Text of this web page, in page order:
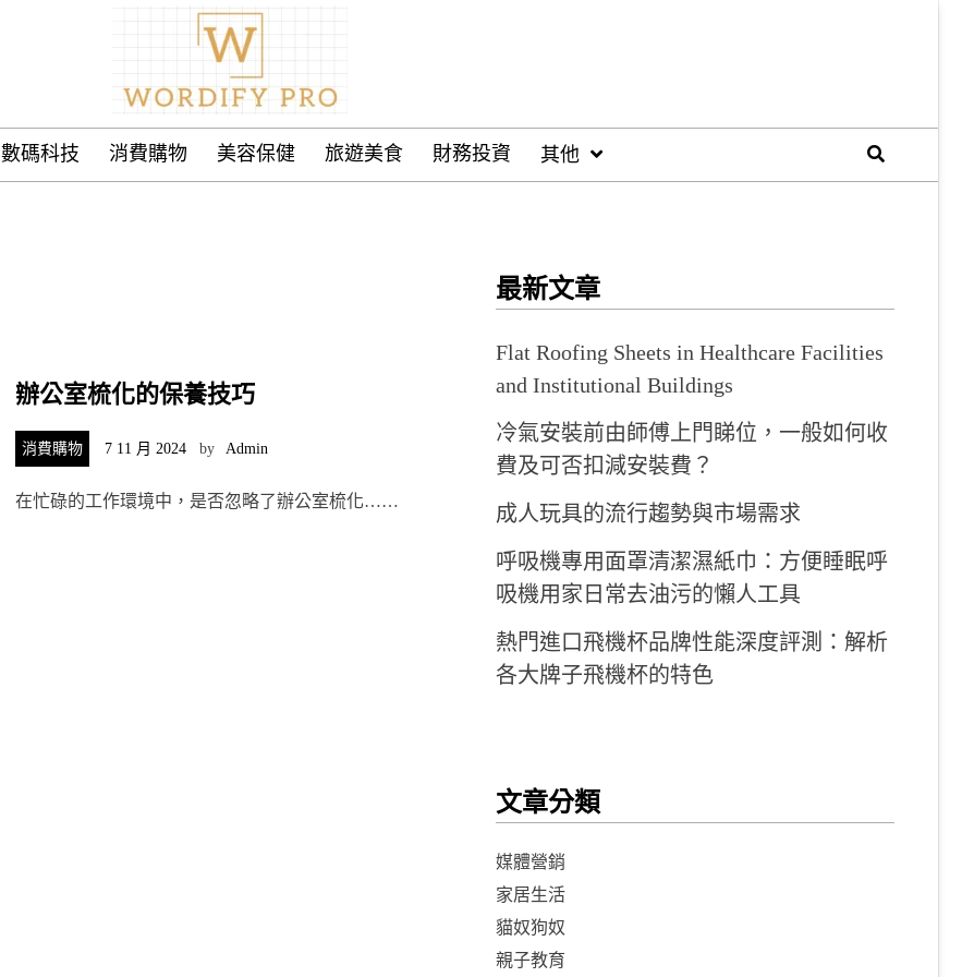
數碼科技 消費購物 美容保健 旅遊美食 財務投資 其他
辦公室梳化的保養技巧
消費購物 7 11 月 2024 by Admin
在忙碌的工作環境中，是否忽略了辦公室梳化……
最新文章
Flat Roofing Sheets in Healthcare Facilities
and Institutional Buildings
冷氣安裝前由師傅上門睇位，一般如何收
費及可否扣減安裝費？
成人玩具的流行趨勢與市場需求
呼吸機專用面罩清潔濕紙巾：方便睡眠呼
吸機用家日常去油污的懶人工具
熱門進口飛機杯品牌性能深度評測：解析
各大牌子飛機杯的特色
文章分類
媒體營銷
家居生活
貓奴狗奴
親子教育